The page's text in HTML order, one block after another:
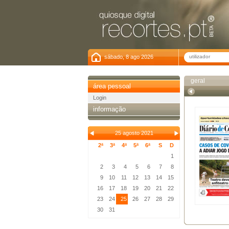
sábado, 8 ago 2026
área pessoal
Login
informação
25 agosto 2021
2ª
3ª 4ª 5ª 6ª S
D
1
2
3 4 5 6 7
8
9
10 11 12 13 14
15
16
17 18 19 20 21
22
23
24 25 26 27 28
29
30
31
geral